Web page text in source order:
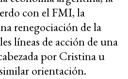
con el FMI, la
renegociación de la
líneas de acción de una
por Cristina u
orientación.